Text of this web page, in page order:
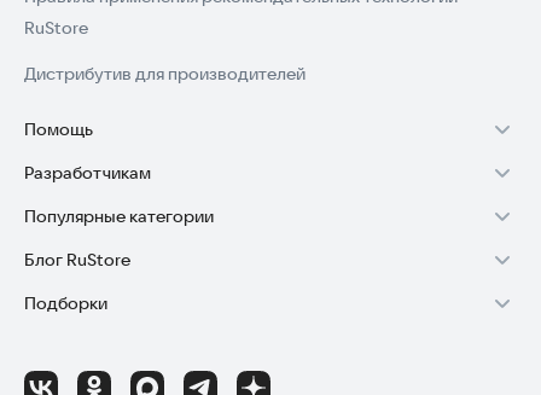
RuStore
Дистрибутив для производителей
Помощь
Установка RuStore на TV
Установка RuStore на телефон
Установка RuStore в машину
Помощь пользователям RuStore
Разработчикам
Зарабатывать с RuStore
Стать разработчиком
Доступ к RuStore Консоль
Популярные категории
Игры для Android
Приложения банков
Блог RuStore
Обзоры игр для Android 2025
Подборки